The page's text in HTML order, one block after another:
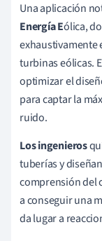
Una aplicación
Energía Eólica,
exhaustivamente
turbinas eólicas.
optimizar el
para captar la
ruido.
Los ingenieros
tuberías y
comprensión del
a conseguir una
da lugar a